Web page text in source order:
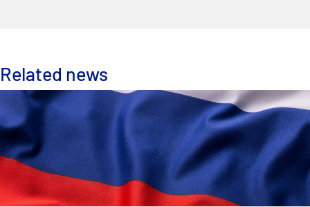
Related news